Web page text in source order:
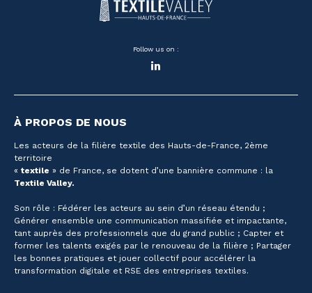
Follow us on :
À PROPOS DE NOUS
Les acteurs de la filière textile des Hauts-de-France, 2ème
territoire
« textile » de France, se dotent d’une bannière commune : la
Textile Valley.
Son rôle : Fédérer les acteurs au sein d’un réseau étendu ;
Générer ensemble une communication massifiée et impactante,
tant auprès des professionnels que du grand public ; Capter et
former les talents exigés par le renouveau de la filière ; Partager
les bonnes pratiques et jouer collectif pour accélérer la
transformation digitale et RSE des entreprises textiles.